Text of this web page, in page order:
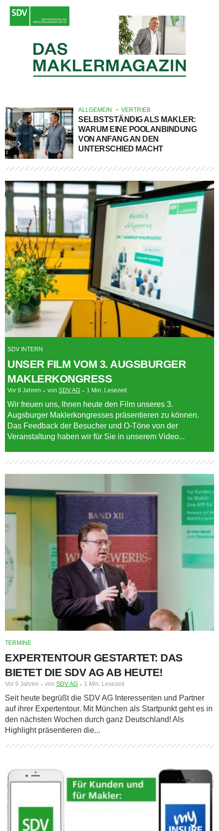
ALLGEMEIN VERTRIEB
SELBSTSTÄNDIG ALS MAKLER:
WARUM EINE POOLANBINDUNG
VON ANFANG AN DEN
UNTERSCHIED MACHT
SDV INTERN
UNSER FILM VOM 3. AUGSBURGER
MAKLERKONGRESS
Vor 9 Jahren von SDV AG 1 Min. Lesezeit
Wir freuen uns, Ihnen heute den Film unseres 3.
Augsburger Maklerkongresses präsentieren zu können.
Das Feedback der Besucher und O-Töne von der
Veranstaltung haben wir für Sie in unserem Video...
TERMINE
EXPERTENTOUR GESTARTET: DAS
BIETET DIE SDV AG AB HEUTE!
Vor 9 Jahren von SDV AG 1 Min. Lesezeit
Seit heute begrüßt die SDV AG Interessenten und Partner
auf ihrer Expertentour. Mit München als Startpunkt geht es in
den nächsten Wochen durch ganz Deutschland! Als
Highlight präsentieren die...